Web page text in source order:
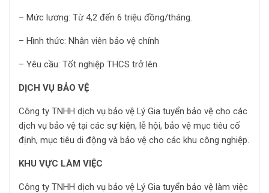
– Mức lương: Từ 4,2 đến 6 triệu đồng/tháng.
– Hình thức: Nhân viên bảo vệ chính
– Yêu cầu: Tốt nghiệp THCS trở lên
DỊCH VỤ BẢO VỆ
Công ty TNHH dịch vụ bảo vệ Lý Gia tuyển bảo vệ cho các
dịch vụ bảo vệ tại các sự kiện, lễ hội, bảo vệ mục tiêu cố
định, mục tiêu di động và bảo vệ cho các khu công nghiệp.
KHU VỰC LÀM VIỆC
Công ty TNHH dịch vụ bảo vệ Lý Gia tuyển bảo vệ làm việc